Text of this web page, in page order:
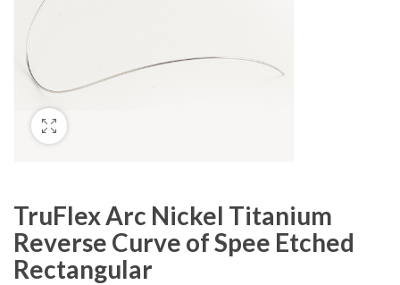
TruFlex Arc Nickel Titanium
Reverse Curve of Spee Etched
Rectangular